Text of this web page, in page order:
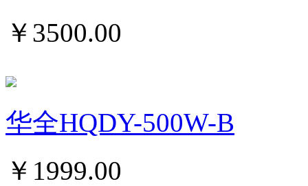
￥ 3500.00
华全HQDY-500W-B
￥ 1999.00